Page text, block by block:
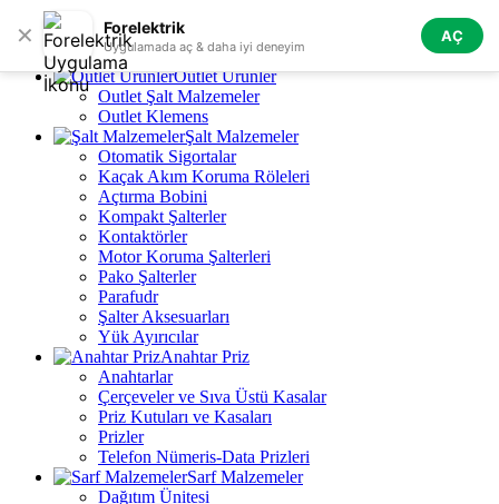
✕ Forelektrik
Uygulamada aç & daha iyi deneyim
AÇ
Skip to navigation Skip to main content
Tüm Kategoriler
Outlet Ürünler
Outlet Şalt Malzemeler
Outlet Klemens
Şalt Malzemeler
Otomatik Sigortalar
Kaçak Akım Koruma Röleleri
Açtırma Bobini
Kompakt Şalterler
Kontaktörler
Motor Koruma Şalterleri
Pako Şalterler
Parafudr
Şalter Aksesuarları
Yük Ayırıcılar
Anahtar Priz
Anahtarlar
Çerçeveler ve Sıva Üstü Kasalar
Priz Kutuları ve Kasaları
Prizler
Telefon Nümeris-Data Prizleri
Sarf Malzemeler
Dağıtım Ünitesi